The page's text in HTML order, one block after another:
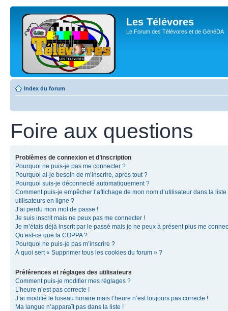
Les Télévores
Le Forum des Télévores et de GénéDA
Index du forum
Foire aux questions
Problèmes de connexion et d’inscription
Pourquoi ne puis-je pas me connecter ?
Pourquoi ai-je besoin de m’inscrire, après tout ?
Pourquoi suis-je déconnecté automatiquement ?
Comment puis-je empêcher l’affichage de mon nom d’utilisateur dans la liste
utilisateurs en ligne ?
J’ai perdu mon mot de passe !
Je suis inscrit mais ne peux pas me connecter !
Je m’étais déjà inscrit par le passé mais je ne peux à présent plus me
Qu’est-ce que la COPPA ?
Pourquoi ne puis-je pas m’inscrire ?
À quoi sert « Supprimer tous les cookies du forum » ?
Préférences et réglages des utilisateurs
Comment puis-je modifier mes réglages ?
L’heure n’est pas correcte !
J’ai modifié le fuseau horaire mais l’heure n’est toujours pas correcte !
Ma langue n’apparaît pas dans la liste !